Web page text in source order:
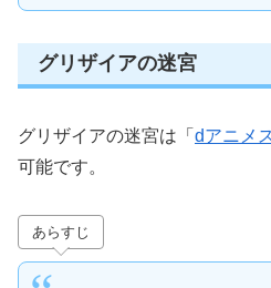
グリザイアの迷宮
グリザイアの迷宮は「 dアニメ
可能です。
あらすじ